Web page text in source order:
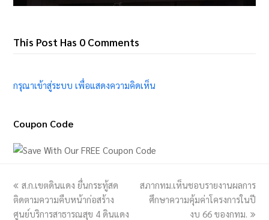
This Post Has 0 Comments
กรุณาเข้าสู่ระบบ เพื่อแสดงความคิดเห็น
Coupon Code
previous
post:
ส.ก.เขตดินแดง ยื่นกระทู้สด
ติดตามความคืบหน้าก่อสร้าง
ศูนย์บริการสาธารณสุข 4 ดินแดง
next
post:
สภากทม.เห็นชอบรายงานผลการ
ศึกษาความคุ้มค่าโครงการในปี
งบ 66 ของกทม.